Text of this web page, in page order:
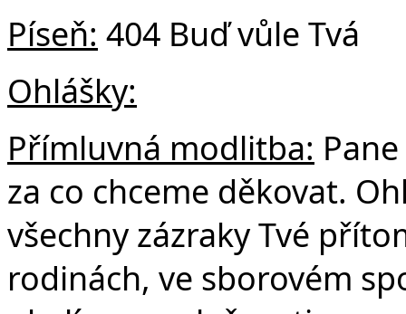
Píseň: 404 Buď vůle Tvá
Ohlášky:
Přímluvná modlitba:
za co chceme děkovat.
všechny zázraky Tvé
rodinách, ve sborovém